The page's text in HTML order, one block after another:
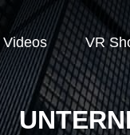
Videos VR